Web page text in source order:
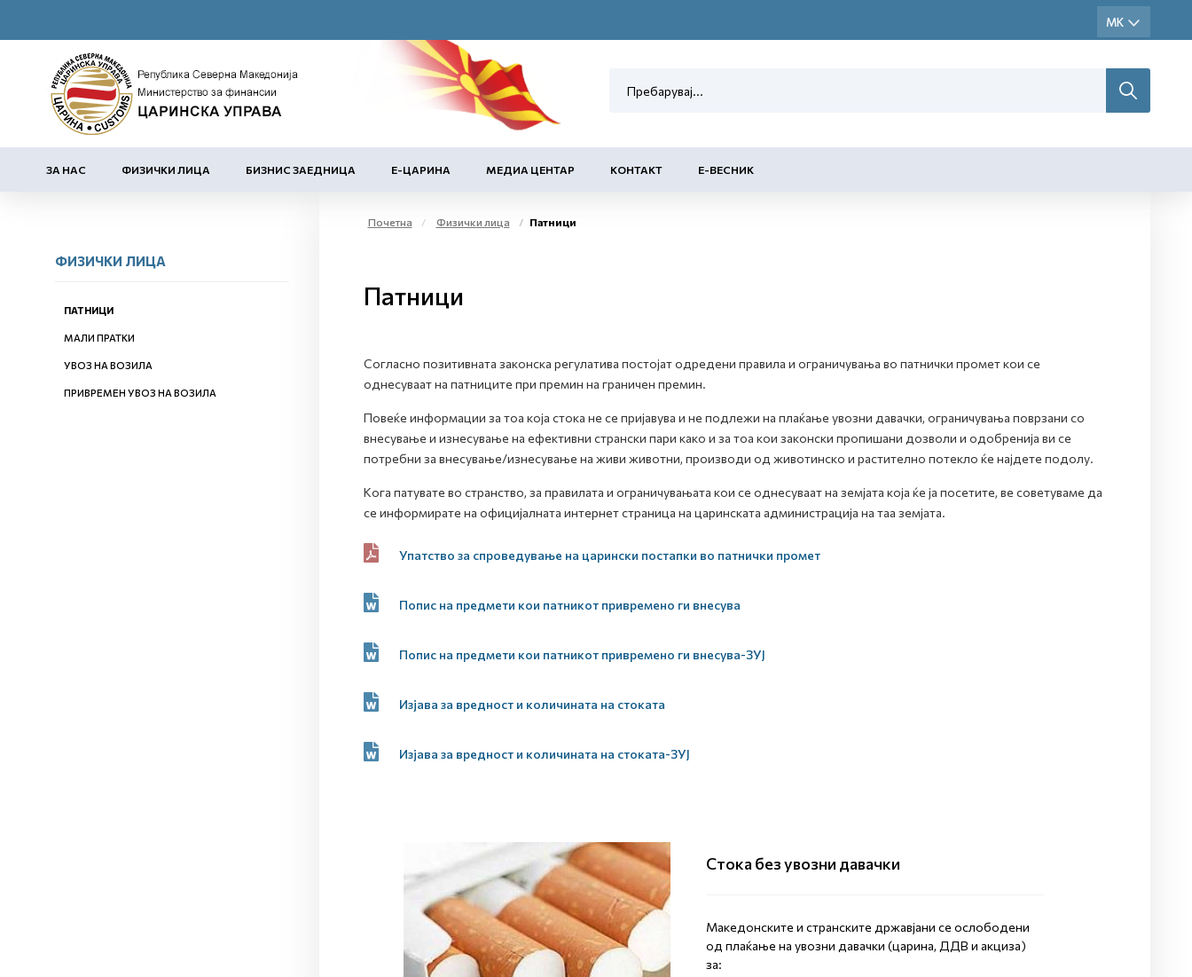
ЗА НАС ФИЗИЧКИ ЛИЦА БИЗНИС ЗАЕДНИЦА Е-ЦАРИНА МЕДИА ЦЕНТАР КОНТАКТ Е-ВЕСНИК
ФИЗИЧКИ ЛИЦА
ПАТНИЦИ
МАЛИ ПРАТКИ
УВОЗ НА ВОЗИЛА
ПРИВРЕМЕН УВОЗ НА ВОЗИЛА
Почетна Физички лица Патници
Патници
Согласно позитивната законска регулатива постојат одредени правила и ограничувања во патнички промет кои се
однесуваат на патниците при премин на граничен премин.
Повеќе информации за тоа која стока не се пријавува и не подлежи на плаќање увозни давачки, ограничувања поврзани со
внесување и изнесување на ефективни странски пари како и за тоа кои законски пропишани дозволи и одобренија ви се
потребни за внесување/изнесување на живи животни, производи од животинско и растително потекло ќе најдете подолу.
Кога патувате во странство, за правилата и ограничувањата кои се однесуваат на земјата која ќе ја посетите, ве советуваме да
се информирате на официјалната интернет страница на царинската администрација на таа земјата.
Упатство за спроведување на царински постапки во патнички промет
Попис на предмети кои патникот привремено ги внесува
Попис на предмети кои патникот привремено ги внесува-ЗУЈ
Изјава за вредност и количината на стоката
Изјава за вредност и количината на стоката-ЗУЈ
Стока без увозни давачки
Mакедонските и странските државјани се ослободени
од плаќање на увозни давачки (царина, ДДВ и акциза)
за: